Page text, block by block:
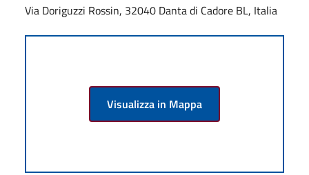
Via Doriguzzi Rossin, 32040 Danta di Cadore BL, Italia
Visualizza in Mappa